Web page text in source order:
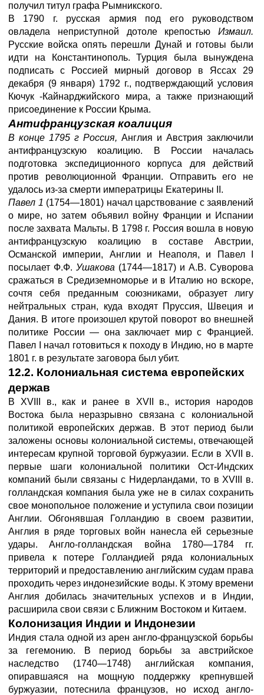
получил титул графа Рымникского.
В 1790 г. русская армия под его руководством
овладела неприступной дотоле крепостью Измаил.
Русские войска опять перешли Дунай и готовы были
идти на Константинополь. Турция была вынуждена
подписать с Россией мирный договор в Яссах 29
декабря (9 января) 1792 г., подтверждающий условия
Кючук -Кайнарджийского мира, а также признающий
присоединение к России Крыма.
Антифранцузская коалиция
В конце 1795 г Россия, Англия и Австрия заключили
антифранцузскую коалицию. В России началась
подготовка экспедиционного корпуса для действий
против революционной Франции. Отправить его не
удалось из-за смерти императрицы Екатерины II.
Павел 1 (1754—1801) начал царствование с заявлений
о мире, но затем объявил войну Франции и Испании
после захвата Мальты. В 1798 г. Россия вошла в новую
антифранцузскую коалицию в составе Австрии,
Османской империи, Англии и Неаполя, и Павел I
посылает Ф.Ф. Ушакова (1744—1817) и А.В. Суворова
сражаться в Средиземноморье и в Италию но вскоре,
сочтя себя преданным союзниками, образует лигу
нейтральных стран, куда входят Пруссия, Швеция и
Дания. В итоге произошел крутой поворот во внешней
политике России — она заключает мир с Францией.
Павел I начал готовиться к походу в Индию, но в марте
1801 г. в результате заговора был убит.
12.2. Колониальная система европейских
держав
В XVIII в., как и ранее в XVII в., история народов
Востока была неразрывно связана с колониальной
политикой европейских держав. В этот период были
заложены основы колониальной системы, отвечающей
интересам крупной торговой буржуазии. Если в XVII в.
первые шаги колониальной политики Ост-Индских
компаний были связаны с Нидерландами, то в XVIII в.
голландская компания была уже не в силах сохранить
свое монопольное положение и уступила свои позиции
Англии. Обгонявшая Голландию в своем развитии,
Англия в ряде торговых войн нанесла ей серьезные
удары. Англо-голландская война 1780—1784 гг.
привела к потере Голландией ряда колониальных
территорий и предоставлению английским судам права
проходить через индонезийские воды. К этому времени
Англия добилась значительных успехов и в Индии,
расширила свои связи с Ближним Востоком и Китаем.
Колонизация Индии и Индонезии
Индия стала одной из арен англо-французской борьбы
за гегемонию. В период борьбы за австрийское
наследство (1740—1748) английская компания,
опиравшаяся на мощную поддержку крепнувшей
буржуазии, потеснила французов, но исход англо-